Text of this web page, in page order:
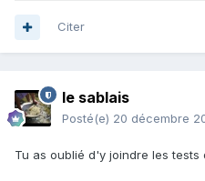
Citer
le sablais
Posté(e) 20 décembre
Tu as oublié d'y joindre les tests